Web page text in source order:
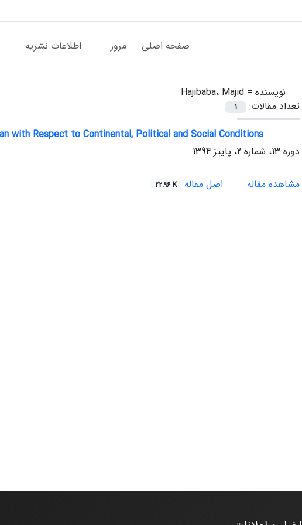
صفحه اصلی مرور اطلاعات نشریه
نویسنده = Hajibaba، Majid
تعداد مقالات:
1
with Respect to Continental, Political and Social Conditions
دوره 13، شماره 2، پاییز 1394
مشاهده مقاله
اصل مقاله 22.96 K